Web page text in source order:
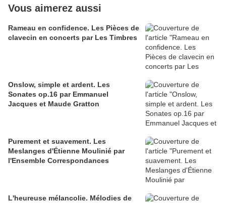
Vous aimerez aussi
Rameau en confidence. Les Pièces de
clavecin en concerts par Les Timbres
Onslow, simple et ardent. Les
Sonates op.16 par Emmanuel
Jacques et Maude Gratton
Purement et suavement. Les
Meslanges d'Étienne Moulinié par
l'Ensemble Correspondances
L'heureuse mélancolie. Mélodies de